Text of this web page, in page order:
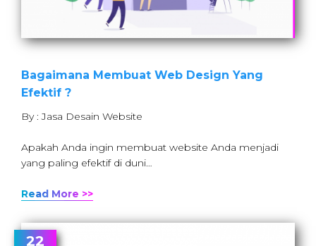
Bagaimana Membuat Web Design Yang
Efektif ?
By : Jasa Desain Website
Apakah Anda ingin membuat website Anda menjadi
yang paling efektif di duni…
Read More >>
22